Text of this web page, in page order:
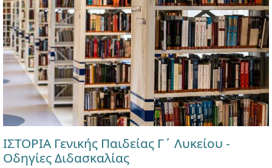
ΙΣΤΟΡΙΑ Γενικής Παιδείας Γ΄ Λυκείου -
Οδηγίες Διδασκαλίας